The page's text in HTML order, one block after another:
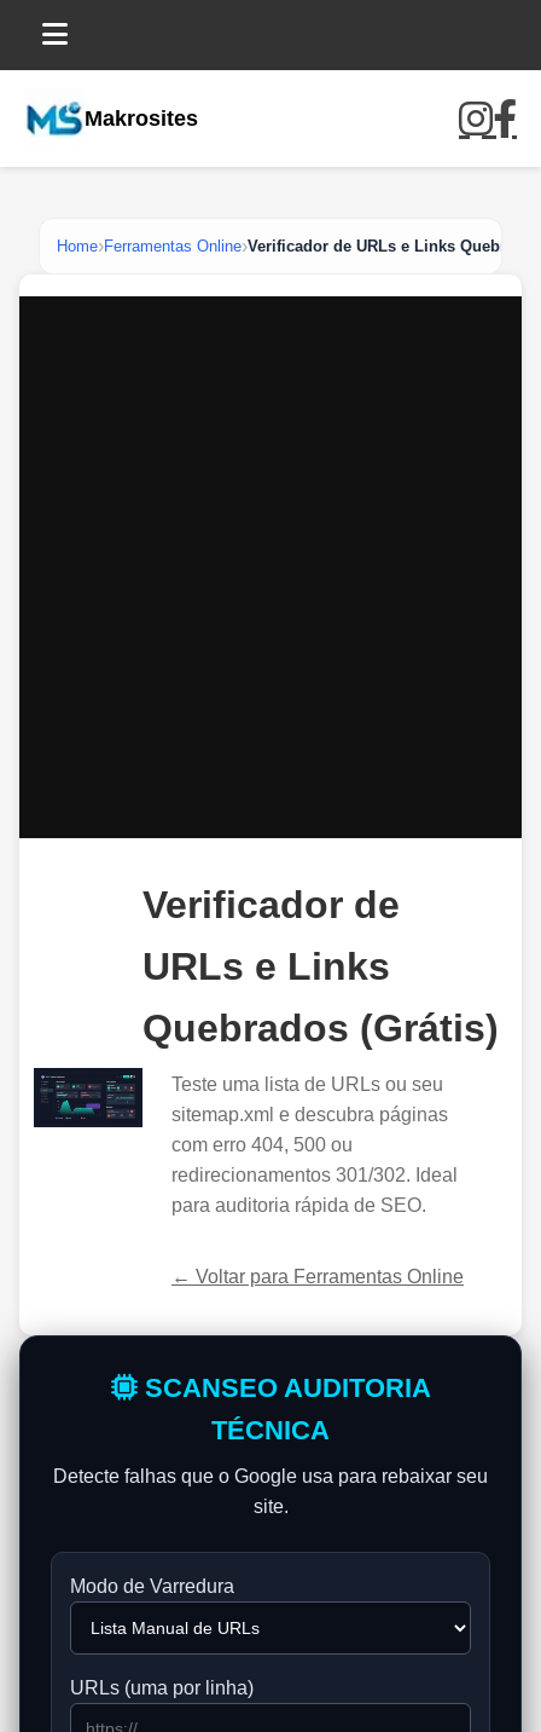
Makrosites
Home Ferramentas Online Verificador de URLs e Links
Verificador de
URLs e Links
Quebrados (Grátis)
Teste uma lista de URLs ou seu
sitemap.xml e descubra páginas
com erro 404, 500 ou
redirecionamentos 301/302. Ideal
para auditoria rápida de SEO.
← Voltar para Ferramentas Online
SCANSEO AUDITORIA
TÉCNICA
Detecte falhas que o Google usa para rebaixar seu
site.
Modo de Varredura
URLs (uma por linha)